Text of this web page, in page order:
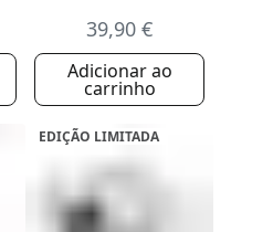
39,90 €
Adicionar ao
carrinho
EDIÇÃO LIMITADA